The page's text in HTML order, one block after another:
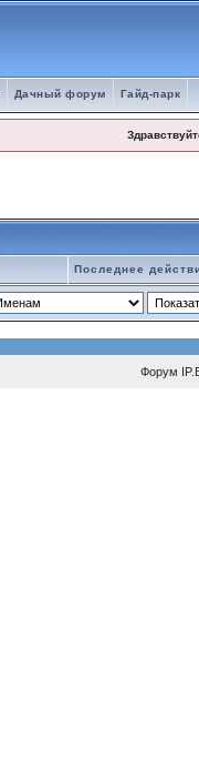
Дачный форум Гайд-парк
Последнее
Форум